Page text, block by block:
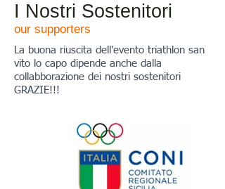
I Nostri Sostenitori
our supporters
La buona riuscita dell'evento triathlon san
vito lo capo dipende anche dalla
collabborazione dei nostri sostenitori
GRAZIE!!!